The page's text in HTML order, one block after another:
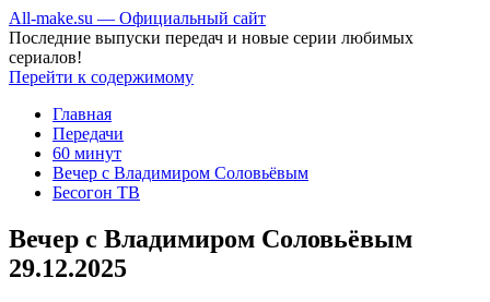
All-make.su — Официальный сайт
Последние выпуски передач и новые серии любимых
сериалов!
Перейти к содержимому
Главная
Передачи
60 минут
Вечер с Владимиром Соловьёвым
Бесогон ТВ
Вечер с Владимиром Соловьёвым
29.12.2025